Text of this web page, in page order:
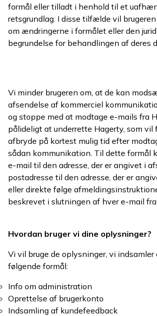
formål eller tilladt i henhold til et
retsgrundlag. I disse tilfælde vil
om ændringerne i formålet eller den
begrundelse for behandlingen af deres
Vi minder brugeren om, at de kan
afsendelse af kommerciel
og stoppe med at modtage e-mails fra
pålideligt at underrette Hagerty, som
afbryde på kortest mulig tid efter
sådan kommunikation. Til dette formål
e-mail til den adresse, der er angivet i
postadresse til den adresse, der er
eller direkte følge
beskrevet i slutningen af hver e-mail fra
Hvordan bruger vi dine oplysninger?
Vi vil bruge de oplysninger, vi indsamler
følgende formål:
Info om administration
Oprettelse af brugerkonto
Indsamling af kundefeedback